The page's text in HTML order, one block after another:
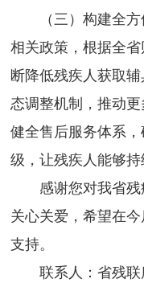
（三）构建全
相关政策，根据全
断降低残疾人获取
态调整机制，推动
健全售后服务体系
级，让残疾人能够持
感谢您对我省
关心关爱，希望在
支持。
联系人：省残